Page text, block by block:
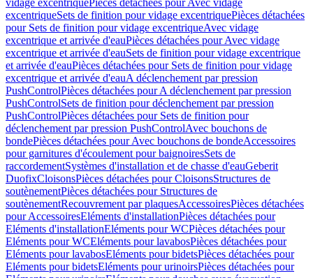
vidage excentriquePièces détachées pour Avec vidage
excentriqueSets de finition pour vidage excentriquePièces détachées
pour Sets de finition pour vidage excentriqueAvec vidage
excentrique et arrivée d'eauPièces détachées pour Avec vidage
excentrique et arrivée d'eauSets de finition pour vidage excentrique
et arrivée d'eauPièces détachées pour Sets de finition pour vidage
excentrique et arrivée d'eauA déclenchement par pression
PushControlPièces détachées pour A déclenchement par pression
PushControlSets de finition pour déclenchement par pression
PushControlPièces détachées pour Sets de finition pour
déclenchement par pression PushControlAvec bouchons de
bondePièces détachées pour Avec bouchons de bondeAccessoires
pour garnitures d'écoulement pour baignoiresSets de
raccordementSystèmes d'installation et de chasse d'eauGeberit
DuofixCloisonsPièces détachées pour CloisonsStructures de
soutènementPièces détachées pour Structures de
soutènementRecouvrement par plaquesAccessoiresPièces détachées
pour AccessoiresEléments d'installationPièces détachées pour
Eléments d'installationEléments pour WCPièces détachées pour
Eléments pour WCEléments pour lavabosPièces détachées pour
Eléments pour lavabosEléments pour bidetsPièces détachées pour
Eléments pour bidetsEléments pour urinoirsPièces détachées pour